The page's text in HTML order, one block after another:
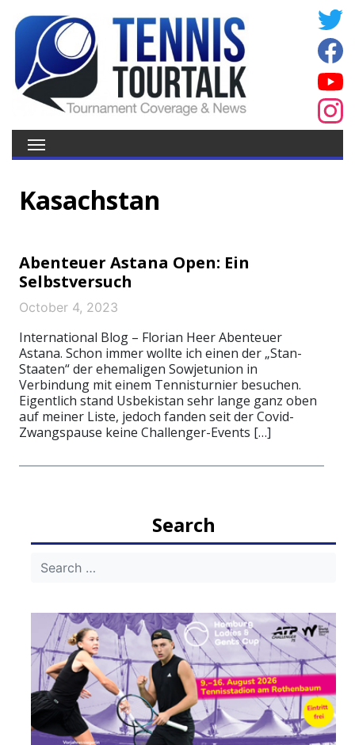
Kasachstan
Abenteuer Astana Open: Ein
Selbstversuch
October 4, 2023
International Blog – Florian Heer Abenteuer
Astana. Schon immer wollte ich einen der „Stan-
Staaten“ der ehemaligen Sowjetunion in
Verbindung mit einem Tennisturnier besuchen.
Eigentlich stand Usbekistan sehr lange ganz oben
auf meiner Liste, jedoch fanden seit der Covid-
Zwangspause keine Challenger-Events […]
Search